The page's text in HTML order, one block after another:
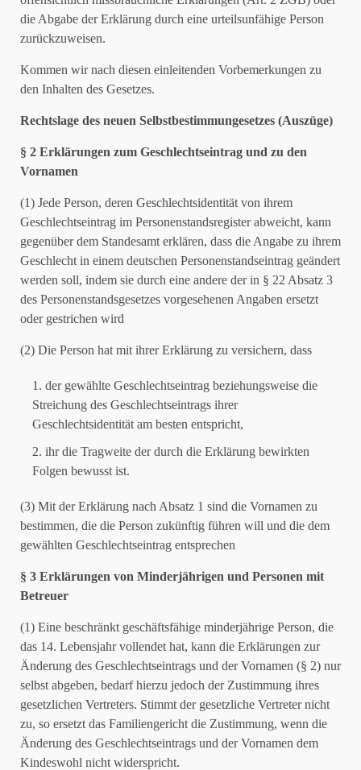
die Abgabe der Erklärung durch eine urteilsunfähige Person
zurückzuweisen.
Kommen wir nach diesen einleitenden Vorbemerkungen zu
den Inhalten des Gesetzes.
Rechtslage des neuen Selbstbestimmungesetzes (Auszüge)
§ 2 Erklärungen zum Geschlechtseintrag und zu den
Vornamen
(1) Jede Person, deren Geschlechtsidentität von ihrem
Geschlechtseintrag im Personenstandsregister abweicht, kann
gegenüber dem Standesamt erklären, dass die Angabe zu ihrem
Geschlecht in einem deutschen Personenstandseintrag geändert
werden soll, indem sie durch eine andere der in § 22 Absatz 3
des Personenstandsgesetzes vorgesehenen Angaben ersetzt
oder gestrichen wird
(2) Die Person hat mit ihrer Erklärung zu versichern, dass
der gewählte Geschlechtseintrag beziehungsweise die
Streichung des Geschlechtseintrags ihrer
Geschlechtsidentität am besten entspricht,
ihr die Tragweite der durch die Erklärung bewirkten
Folgen bewusst ist.
(3) Mit der Erklärung nach Absatz 1 sind die Vornamen zu
bestimmen, die die Person zukünftig führen will und die dem
gewählten Geschlechtseintrag entsprechen
§ 3 Erklärungen von Minderjährigen und Personen mit
Betreuer
(1) Eine beschränkt geschäftsfähige minderjährige Person, die
das 14. Lebensjahr vollendet hat, kann die Erklärungen zur
Änderung des Geschlechtseintrags und der Vornamen (§ 2) nur
selbst abgeben, bedarf hierzu jedoch der Zustimmung ihres
gesetzlichen Vertreters. Stimmt der gesetzliche Vertreter nicht
zu, so ersetzt das Familiengericht die Zustimmung, wenn die
Änderung des Geschlechtseintrags und der Vornamen dem
Kindeswohl nicht widerspricht.